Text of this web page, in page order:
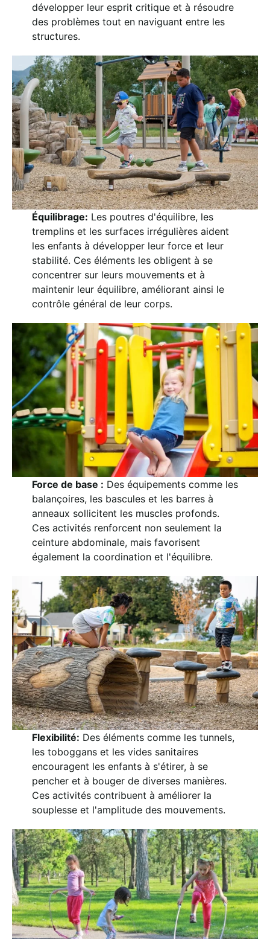
développer leur esprit critique et à résoudre
des problèmes tout en naviguant entre les
structures.
Équilibrage: Les poutres d'équilibre, les
tremplins et les surfaces irrégulières aident
les enfants à développer leur force et leur
stabilité. Ces éléments les obligent à se
concentrer sur leurs mouvements et à
maintenir leur équilibre, améliorant ainsi le
contrôle général de leur corps.
Force de base : Des équipements comme les
balançoires, les bascules et les barres à
anneaux sollicitent les muscles profonds.
Ces activités renforcent non seulement la
ceinture abdominale, mais favorisent
également la coordination et l'équilibre.
Flexibilité: Des éléments comme les tunnels,
les toboggans et les vides sanitaires
encouragent les enfants à s'étirer, à se
pencher et à bouger de diverses manières.
Ces activités contribuent à améliorer la
souplesse et l'amplitude des mouvements.